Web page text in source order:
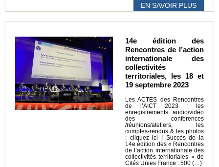
EN SAVOIR PLUS
14e édition des
Rencontres de l’action
internationale des
collectivités
territoriales, les 18 et
19 septembre 2023
Les ACTES des Rencontres
de l’AICT 2023 : les
enregistrements audio/vidéo
des conférences
/réunions/ateliers, les
comptes-rendus & les photos
: cliquez ici ! Succès de la
14e édition des « Rencontres
de l’action internationale des
collectivités territoriales » de
Cités Unies France : 500 (…)